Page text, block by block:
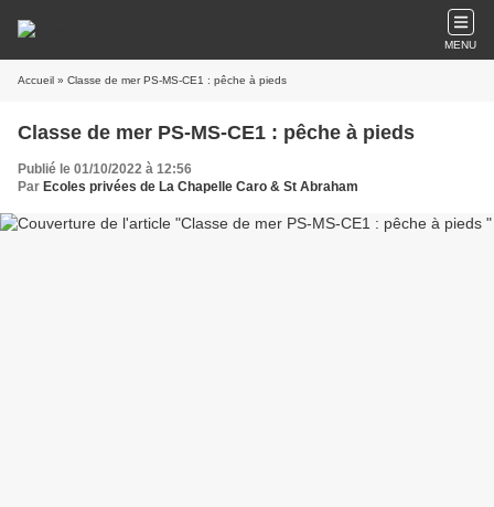
MENU
Accueil » Classe de mer PS-MS-CE1 : pêche à pieds
Classe de mer PS-MS-CE1 : pêche à pieds
Publié le 01/10/2022 à 12:56
Par Ecoles privées de La Chapelle Caro & St Abraham